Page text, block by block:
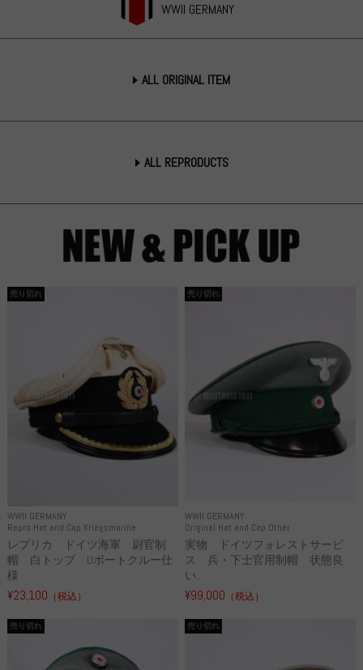
WWII GERMANY
ALL ORIGINAL ITEM
ALL REPRODUCTS
WWII GERMANY
Repro Hat and Cap Kriegsmarine
売り切れ
レプリカ ドイツ海軍 尉官制
帽 白トップ Uボートクルー仕
様
¥23,100 （税込）
WWII GERMANY
Original Hat and Cap Other
売り切れ
実物 ドイツフォレストサービ
ス 兵・下士官用制帽 状態良
い...
¥99,000 （税込）
売り切れ 売り切れ